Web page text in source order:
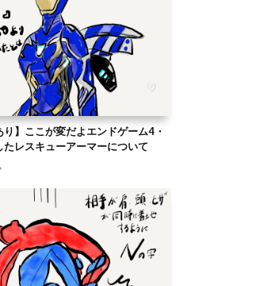
り】ここが変だよエンドゲーム4・
たレスキューアーマーについて